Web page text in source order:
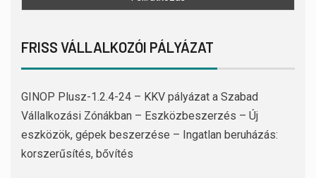
FRISS VÁLLALKOZÓI PÁLYÁZAT
GINOP Plusz-1.2.4-24 – KKV pályázat a Szabad
Vállalkozási Zónákban – Eszközbeszerzés – Új
eszközök, gépek beszerzése – Ingatlan beruházás:
korszerűsítés, bővítés